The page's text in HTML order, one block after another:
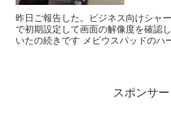
昨日ご報告した。ビジネス向けシャ
で初期設定して画面の解像度を確認
いたの続きです メビウスパッドのハ
スポンサ